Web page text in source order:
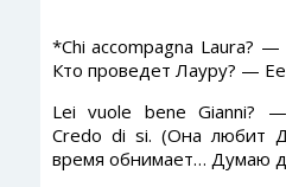
*Chi accompagna Laura? —
Кто проведет Лауру? —
Lei vuole bene Gianni?
Credo di si. (Она любит
время обнимает… Думаю